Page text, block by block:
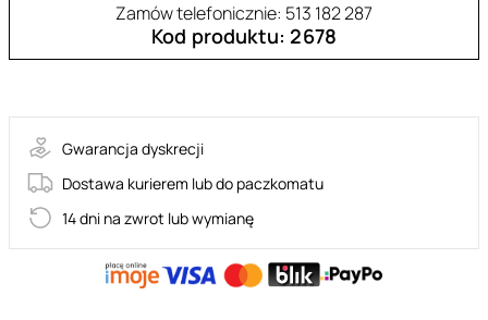
Zamów telefonicznie: 513 182 287
Kod produktu: 2678
Gwarancja dyskrecji
Dostawa kurierem lub do paczkomatu
14 dni na zwrot lub wymianę